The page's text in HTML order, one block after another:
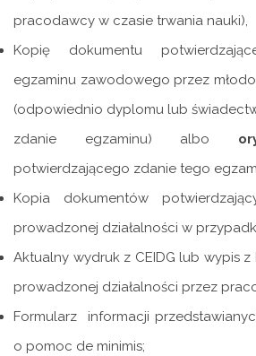
pracodawcy w czasie trwania nauki),
Kopię dokumentu
egzaminu zawodowego przez
(odpowiednio dyplomu lub
zdanie egzaminu) albo
potwierdzającego zdanie tego
Kopia dokumentów
prowadzonej działalności w
Aktualny wydruk z CEIDG lub wypis z
prowadzonej działalności przez
Formularz informacji
o pomoc de minimis;